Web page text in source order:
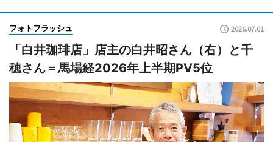
フォトフラッシュ 2026.07.01
「白井珈琲店」店主の白井昭さん（右）と千
穂さん＝馬場経2026年上半期PV5位